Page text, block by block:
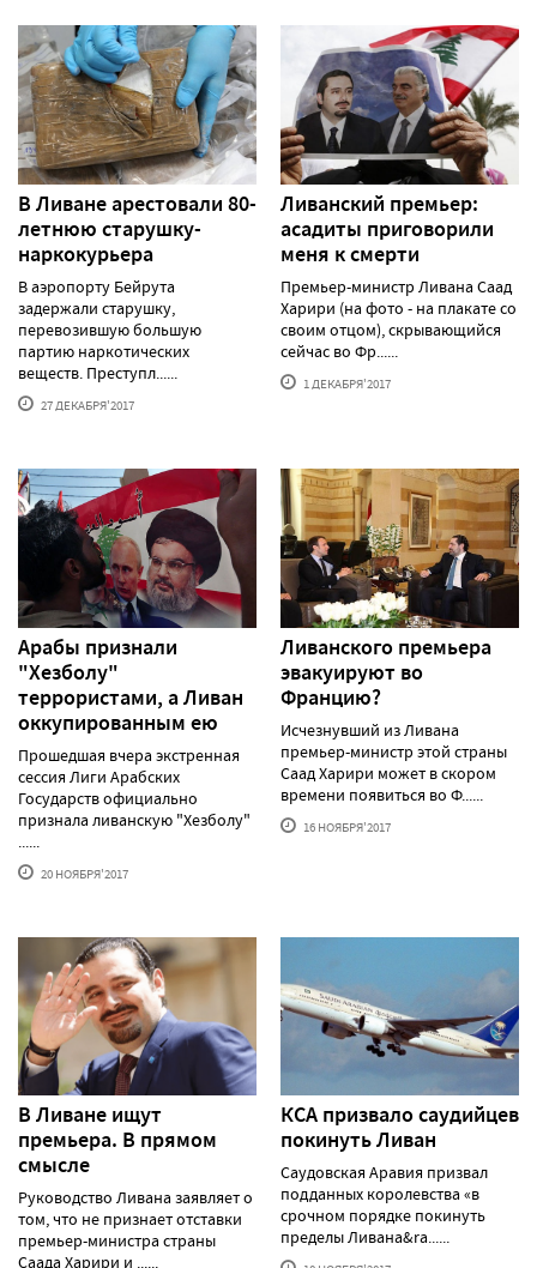
В Ливане арестовали 80-
летнюю старушку-
наркокурьера
В аэропорту Бейрута
задержали старушку,
перевозившую большую
партию наркотических
веществ. Преступл......
27 ДЕКАБРЯ'2017
Ливанский премьер:
асадиты приговорили
меня к смерти
Премьер-министр Ливана Саад
Харири (на фото - на плакате со
своим отцом), скрывающийся
сейчас во Фр......
1 ДЕКАБРЯ'2017
Арабы признали
"Хезболу"
террористами, а Ливан
оккупированным ею
Прошедшая вчера экстренная
сессия Лиги Арабских
Государств официально
признала ливанскую "Хезболу"
20 НОЯБРЯ'2017
Ливанского премьера
эвакуируют во
Францию?
Исчезнувший из Ливана
премьер-министр этой страны
Саад Харири может в скором
времени появиться во Ф......
16 НОЯБРЯ'2017
В Ливане ищут
премьера. В прямом
смысле
Руководство Ливана заявляет о
том, что не признает отставки
премьер-министра страны
Саада Харири и ......
КСА призвало саудийцев
покинуть Ливан
Саудовская Аравия призвал
подданных королевства «в
срочном порядке покинуть
пределы Ливана&ra......